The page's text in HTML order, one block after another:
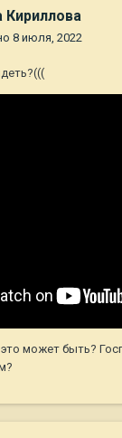
Кириллова
8 июля, 2022
это может быть?